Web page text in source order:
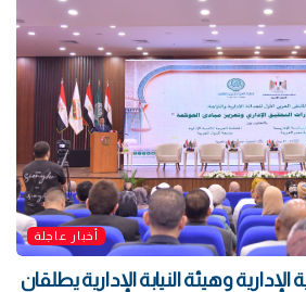
أخبار عاجلة
الإدارية وهيئة النيابة الإدارية يطلقان